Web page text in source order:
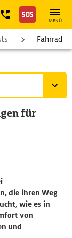
MENÜ
Fahrrad
für
die ihren Weg
wie es in
von
und